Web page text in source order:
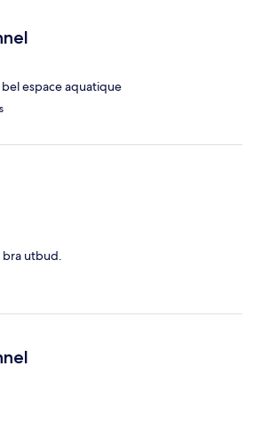
espace aquatique
utbud.